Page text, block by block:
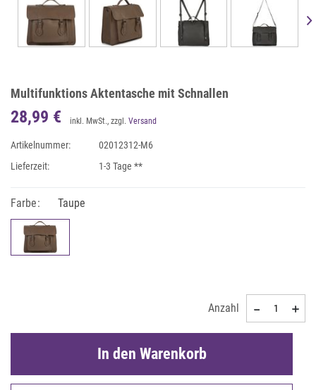
Multifunktions Aktentasche mit Schnallen
28,99 € inkl. MwSt., zzgl. Versand
Artikelnummer:
02012312-M6
Lieferzeit:
1-3 Tage **
Farbe: Taupe
Anzahl
In den Warenkorb